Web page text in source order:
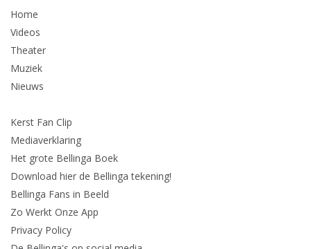
Home
Videos
Theater
Muziek
Nieuws
Kerst Fan Clip
Mediaverklaring
Het grote Bellinga Boek
Download hier de Bellinga tekening!
Bellinga Fans in Beeld
Zo Werkt Onze App
Privacy Policy